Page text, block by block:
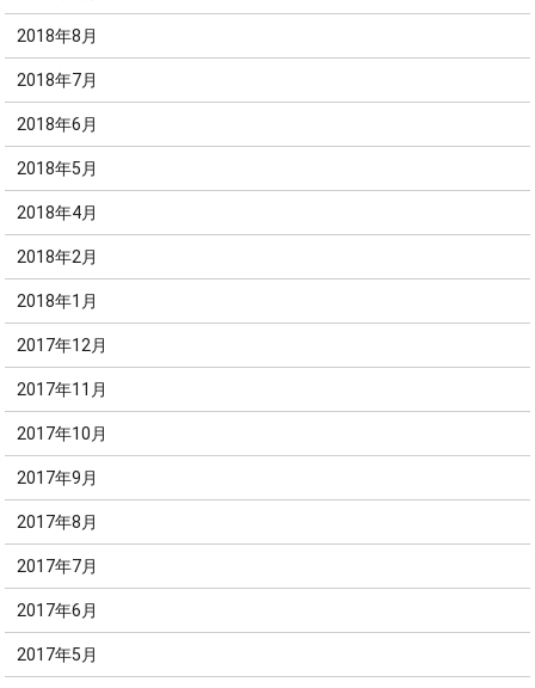
2018年8月
2018年7月
2018年6月
2018年5月
2018年4月
2018年2月
2018年1月
2017年12月
2017年11月
2017年10月
2017年9月
2017年8月
2017年7月
2017年6月
2017年5月